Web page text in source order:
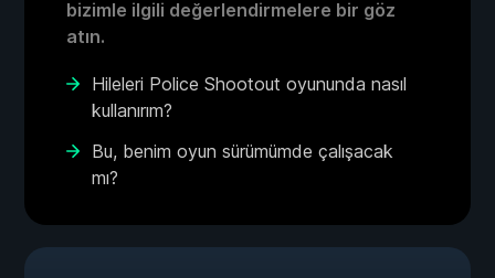
bizimle ilgili değerlendirmelere bir göz
atın.
Hileleri Police Shootout oyununda nasıl
kullanırım?
Bu, benim oyun sürümümde çalışacak
mı?